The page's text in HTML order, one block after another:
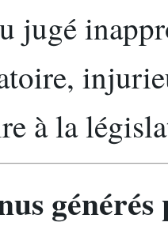
jugé
à la